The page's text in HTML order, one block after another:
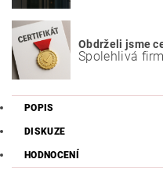
Obdrželi jsme
Spolehlivá
POPIS
DISKUZE
HODNOCENÍ